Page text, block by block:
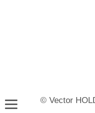
© Vector